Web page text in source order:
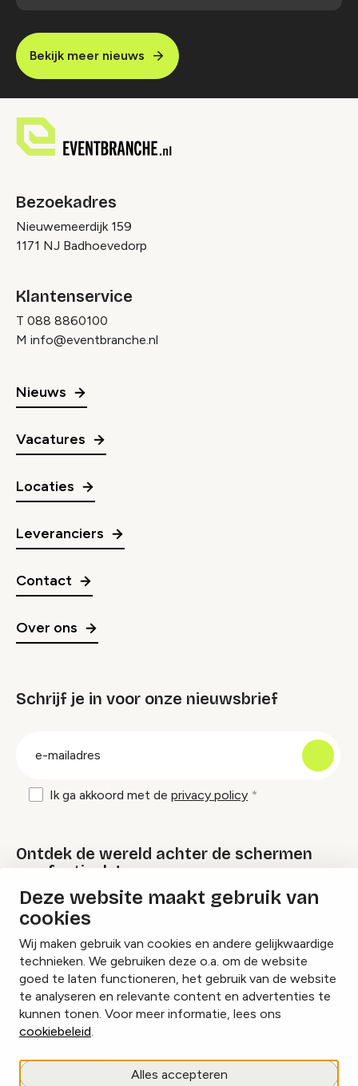
Deze website maakt gebruik van
cookies
Wij maken gebruik van cookies en andere gelijkwaardige
technieken. We gebruiken deze o.a. om de website
goed te laten functioneren, het gebruik van de website
te analyseren en relevante content en advertenties te
kunnen tonen. Voor meer informatie, lees ons
cookiebeleid.
Alles accepteren
Bekijk meer nieuws
Bezoekadres
Nieuwemeerdijk 159
1171 NJ Badhoevedorp
Klantenservice
T 088 8860100
M info@eventbranche.nl
Nieuws
Vacatures
Locaties
Leveranciers
Contact
Over ons
Schrijf je in voor onze nieuwsbrief
Ik ga akkoord met de privacy policy
Ontdek de wereld achter de schermen
van festivals!
Lees onze Festival Specials
InstagramFacebookLinkedIn
Cookies beheren